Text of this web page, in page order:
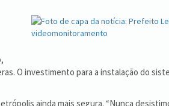
O investimento para a instalação do
ainda mais segura. “Nunca